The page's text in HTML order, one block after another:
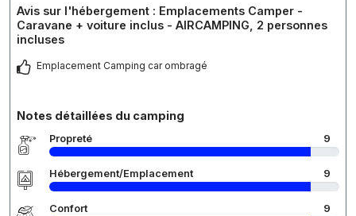
Avis sur l'hébergement : Emplacements Camper -
Caravane + voiture inclus - AIRCAMPING, 2 personnes
incluses
Emplacement Camping car ombragé
Notes détaillées du camping
Propreté 9
Hébergement/Emplacement 9
Confort 9